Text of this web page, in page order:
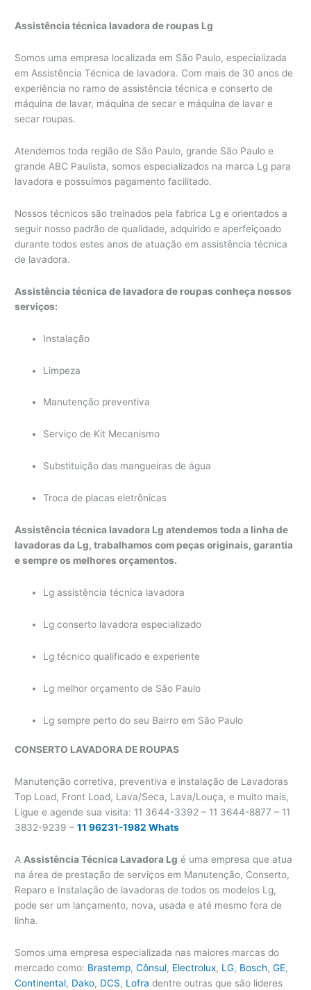
Assistência técnica lavadora de roupas Lg
Somos uma empresa localizada em São Paulo, especializada
em Assistência Técnica de lavadora. Com mais de 30 anos de
experiência no ramo de assistência técnica e conserto de
máquina de lavar, máquina de secar e máquina de lavar e
secar roupas.
Atendemos toda região de São Paulo, grande São Paulo e
grande ABC Paulista, somos especializados na marca Lg para
lavadora e possuímos pagamento facilitado.
Nossos técnicos são treinados pela fabrica Lg e orientados a
seguir nosso padrão de qualidade, adquirido e aperfeiçoado
durante todos estes anos de atuação em assistência técnica
de lavadora.
Assistência técnica de lavadora de roupas conheça nossos
serviços:
Instalação
Limpeza
Manutenção preventiva
Serviço de Kit Mecanismo
Substituição das mangueiras de água
Troca de placas eletrônicas
Assistência técnica lavadora Lg atendemos toda a linha de
lavadoras da Lg, trabalhamos com peças originais, garantia
e sempre os melhores orçamentos.
Lg assistência técnica lavadora
Lg conserto lavadora especializado
Lg técnico qualificado e experiente
Lg melhor orçamento de São Paulo
Lg sempre perto do seu Bairro em São Paulo
CONSERTO LAVADORA DE ROUPAS
Manutenção corretiva, preventiva e instalação de Lavadoras
Top Load, Front Load, Lava/Seca, Lava/Louça, e muito mais,
Ligue e agende sua visita: 11 3644-3392 – 11 3644-8877 – 11
3832-9239 –11 96231-1982 Whats
AAssistência Técnica Lavadora Lg é uma empresa que atua
na área de prestação de serviços em Manutenção, Conserto,
Reparo e Instalação de lavadoras de todos os modelos Lg,
pode ser um lançamento, nova, usada e até mesmo fora de
linha.
Somos uma empresa especializada nas maiores marcas do
mercado como: Brastemp,Cônsul, Electrolux, LG, Bosch,GE,
Continental, Dako, DCS, Lofra dentre outras que são lideres